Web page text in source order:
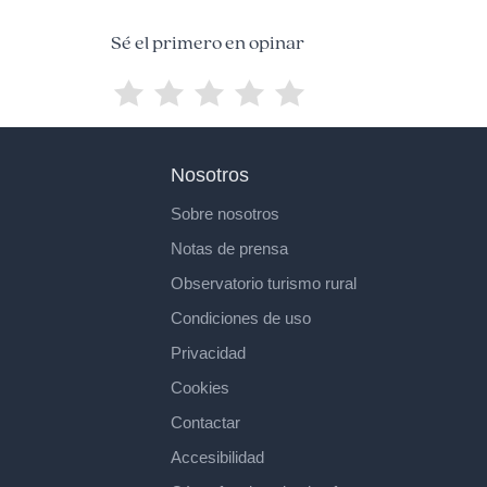
Sé el primero en opinar
Nosotros
Sobre nosotros
Notas de prensa
Observatorio turismo rural
Condiciones de uso
Privacidad
Cookies
Contactar
Accesibilidad